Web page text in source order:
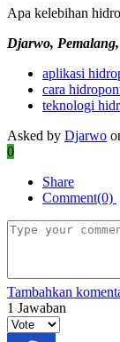
Apa kelebihan
Djarwo,
aplikasi
cara
teknologi
Asked by Djarwo
0
Share
Comment(0)
Tambahkan
1 Jawaban